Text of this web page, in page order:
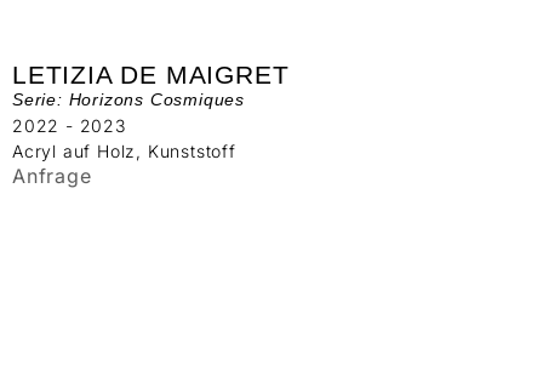
LETIZIA DE MAIGRET
Serie: Horizons Cosmiques
2022 - 2023
Acryl auf Holz, Kunststoff
Anfrage